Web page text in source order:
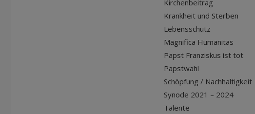
Kirchenbeitrag
Krankheit und Sterben
Lebensschutz
Magnifica Humanitas
Papst Franziskus ist tot
Papstwahl
Schöpfung / Nachhaltigkeit
Synode 2021 – 2024
Talente